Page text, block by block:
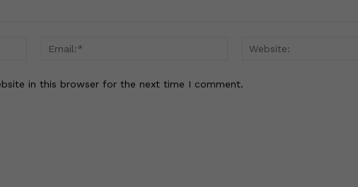
Name:*
Email:*
in this browser for the next time I comment.